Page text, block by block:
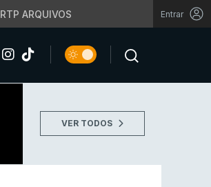
RTP ARQUIVOS Entrar
VER TODOS